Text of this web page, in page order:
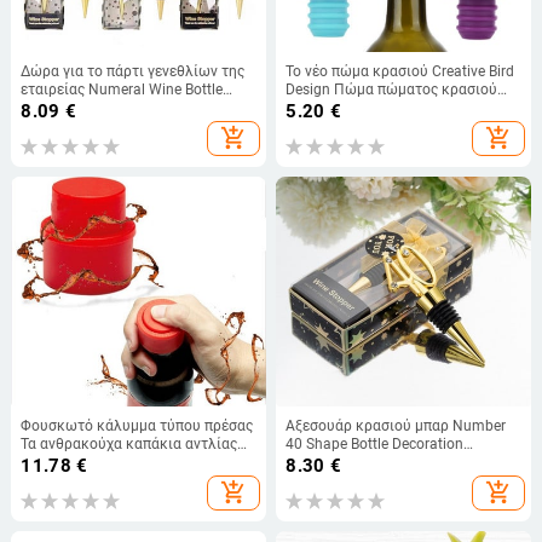
Δώρα για το πάρτι γενεθλίων της
εταιρείας Numeral Wine Bottle
Stoppers για την επέτειο για το
προσωπικό Δώρα για γιορτή Plug
Bar για φρέσκο μπουκάλι
8.09 €
add_shopping_cart
Το νέο πώμα κρασιού Creative Bird
Design Πώμα πώματος κρασιού
σιλικόνης από φελλό Πώμα
κάλυμμα φιαλών Πώμα φιάλης
Πώμα φιάλης Πώμα χύτευσης
5.20 €
add_shopping_cart
Φουσκωτό κάλυμμα τύπου πρέσας
Τα ανθρακούχα καπάκια αντλίας
μπουκαλιών μπορούν να
καταγράψουν την ημερομηνία
Πώμα διατήρησης φρέσκου
11.78 €
add_shopping_cart
Αξεσουάρ κρασιού μπαρ Number
40 Shape Bottle Decoration
Stoppers Δώρα για πάρτι
γενεθλίων για φίλους Γιορτή Wine
Stoppers Δώρα
8.30 €
add_shopping_cart